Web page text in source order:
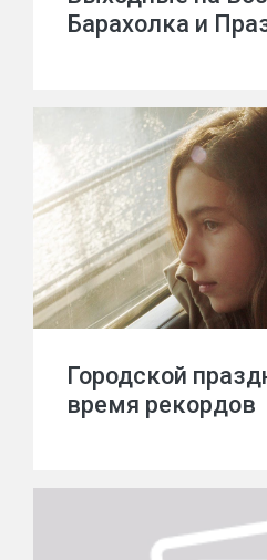
Барахолка и
Городской
время рекордов